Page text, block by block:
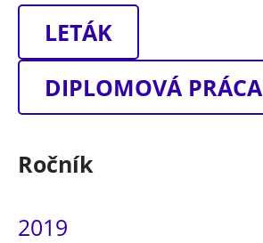
LETÁK
DIPLOMOVÁ PRÁCA
Ročník
2019